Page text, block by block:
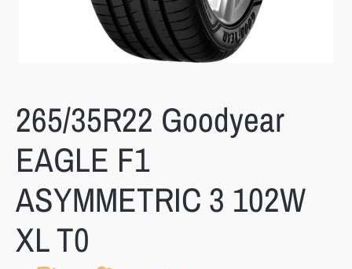
265/35R22 Goodyear
EAGLE F1
ASYMMETRIC 3 102W
XL T0